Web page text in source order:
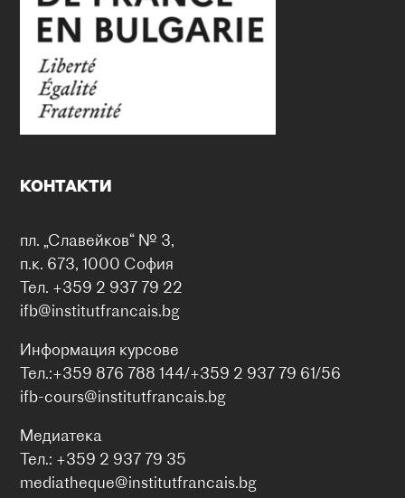
КОНТАКТИ
пл. „Славейков“ № 3,
п.к. 673, 1000 София
Тел. +359 2 937 79 22
ifb@institutfrancais.bg
Информация курсове
Тел.:+359 876 788 144/+359 2 937 79 61/56
ifb-cours@institutfrancais.bg
Медиатека
Тел.: +359 2 937 79 35
mediatheque@institutfrancais.bg